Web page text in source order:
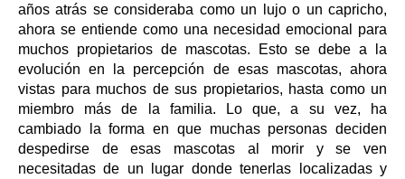
años atrás se consideraba como un lujo o un capricho,
ahora se entiende como una necesidad emocional para
muchos propietarios de mascotas. Esto se debe a la
evolución en la percepción de esas mascotas, ahora
vistas para muchos de sus propietarios, hasta como un
miembro más de la familia. Lo que, a su vez, ha
cambiado la forma en que muchas personas deciden
despedirse de esas mascotas al morir y se ven
necesitadas de un lugar donde tenerlas localizadas y